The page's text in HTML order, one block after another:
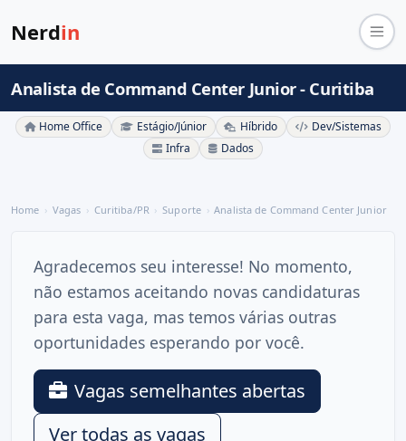
Nerdin
Analista de Command Center Junior - Curitiba
Home Office Estágio/Júnior Híbrido
Dev/Sistemas
Infra
Dados
Home Vagas Curitiba/PR Suporte Analista de Command Center Junior
Agradecemos seu interesse! No momento,
não estamos aceitando novas candidaturas
para esta vaga, mas temos várias outras
oportunidades esperando por você.
Vagas semelhantes abertas
Ver todas as vagas